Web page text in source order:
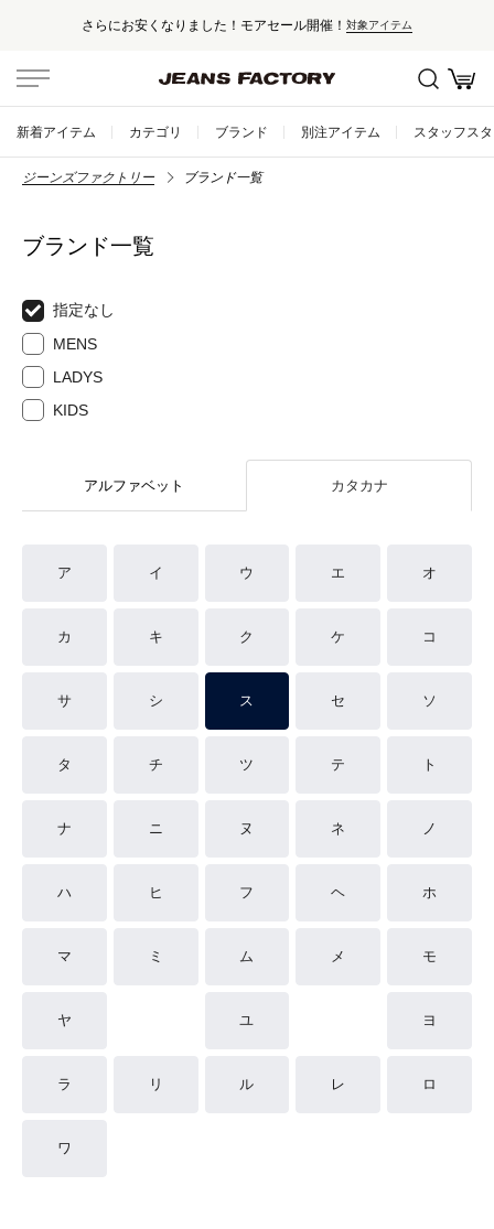
さらにお安くなりました！モアセール開催！ 対象アイテム
新着アイテム カテゴリ ブランド 別注アイテム スタッフス
ジーンズファクトリー ブランド一覧
ブランド一覧
指定なし
MENS
LADYS
KIDS
アルファベット カタカナ
ア イ ウ エ オ
カ キ ク ケ コ
サ シ ス セ ソ
タ チ ツ テ ト
ナ ニ ヌ ネ ノ
ハ ヒ フ ヘ ホ
マ ミ ム メ モ
ヤ ユ ヨ
ラ リ ル レ ロ
ワ